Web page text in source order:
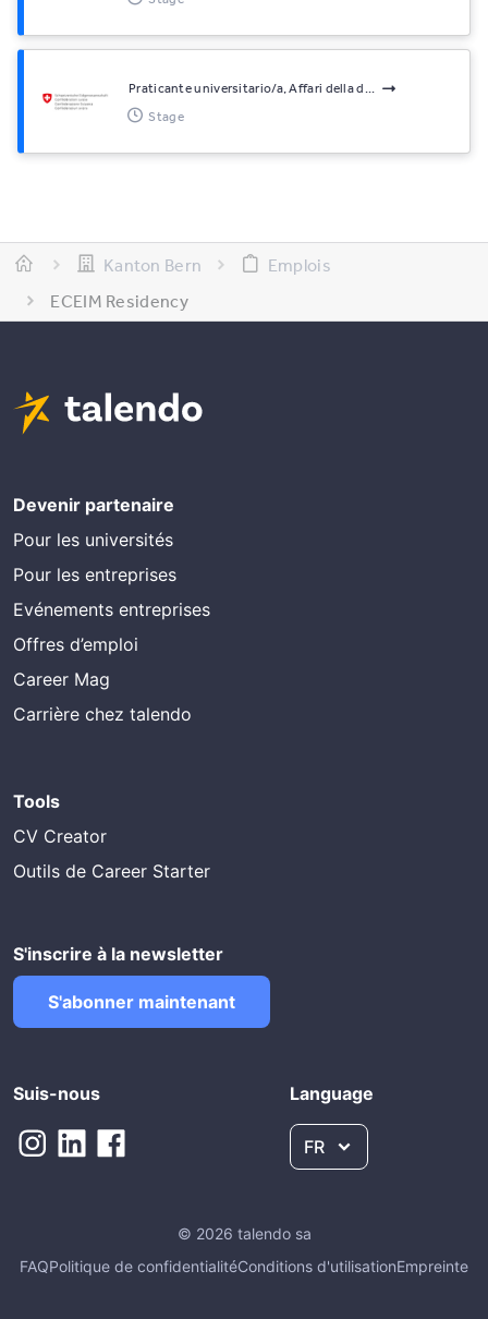
Praticante universitario/a, Affari della d...
Stage
Kanton Bern
Emplois
ECEIM Residency
Devenir partenaire
Pour les universités
Pour les entreprises
Evénements entreprises
Offres d’emploi
Career Mag
Carrière chez talendo
Tools
CV Creator
Outils de Career Starter
S'inscrire à la newsletter
S'abonner maintenant
Suis-nous Language
FR
© 2026 talendo sa
FAQPolitique de confidentialitéConditions d'utilisationEmpreinte